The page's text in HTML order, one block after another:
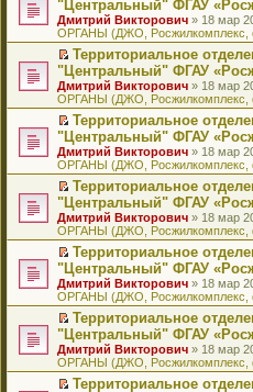
и
ю
щ
е
н
и
ю
у
с
о
о
б
щ
е
н
и
ю
н
н
о
м
с
о
о
б
щ
е
н
и
ю
и
т
а
н
н
о
м
у
с
о
о
б
щ
е
н
и
ю
е
п
р
о
ч
и
т
а
н
н
о
м
у
с
о
о
б
щ
е
н
и
ю
в
о
м
у
н
е
п
р
о
ч
и
т
а
н
н
о
м
у
с
о
о
б
щ
е
н
и
ю
и
к
п
е
р
в
о
м
у
н
е
п
р
о
ч
и
т
а
н
н
о
м
у
с
о
о
б
щ
е
е
р
е
й
т
и
к
п
е
р
в
о
м
у
н
е
п
р
о
ч
и
т
а
н
н
о
м
у
с
"Центральный" ФГАУ
Дмитрий Викторович » 18 мар
ОРГАНЫ (ДЖО, Росжилкомплекс,
П
е
р
е
й
т
и
к
п
е
р
в
о
м
у
н
е
п
р
о
ч
и
т
а
н
Территориальное
"Центральный" ФГАУ
Дмитрий Викторович » 18 мар
ОРГАНЫ (ДЖО, Росжилкомплекс,
П
е
р
е
й
т
и
к
п
е
р
в
о
м
у
н
е
п
р
о
Территориальное
"Центральный" ФГАУ
Дмитрий Викторович » 18 мар
ОРГАНЫ (ДЖО, Росжилкомплекс,
П
е
р
е
й
т
и
к
п
е
р
в
о
м
у
Территориальное
"Центральный" ФГАУ
Дмитрий Викторович » 18 мар
ОРГАНЫ (ДЖО, Росжилкомплекс,
П
е
р
е
й
т
и
к
п
е
Территориальное
"Центральный" ФГАУ
Дмитрий Викторович » 18 мар
ОРГАНЫ (ДЖО, Росжилкомплекс,
П
е
р
е
й
Территориальное
"Центральный" ФГАУ
Дмитрий Викторович » 18 мар
ОРГАНЫ (ДЖО, Росжилкомплекс,
Территориальное